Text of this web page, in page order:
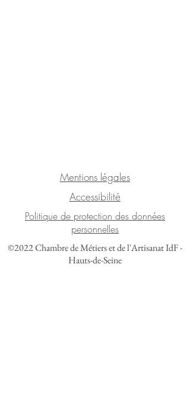
Mentions légales
Accessibilité
Politique de protection des données
personnelles
©2022 Chambre de Métiers et de l'Artisanat IdF -
Hauts-de-Seine